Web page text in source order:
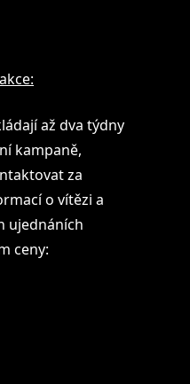
až dva týdny
kampaně,
za
o vítězi a
ujednáních
ceny: